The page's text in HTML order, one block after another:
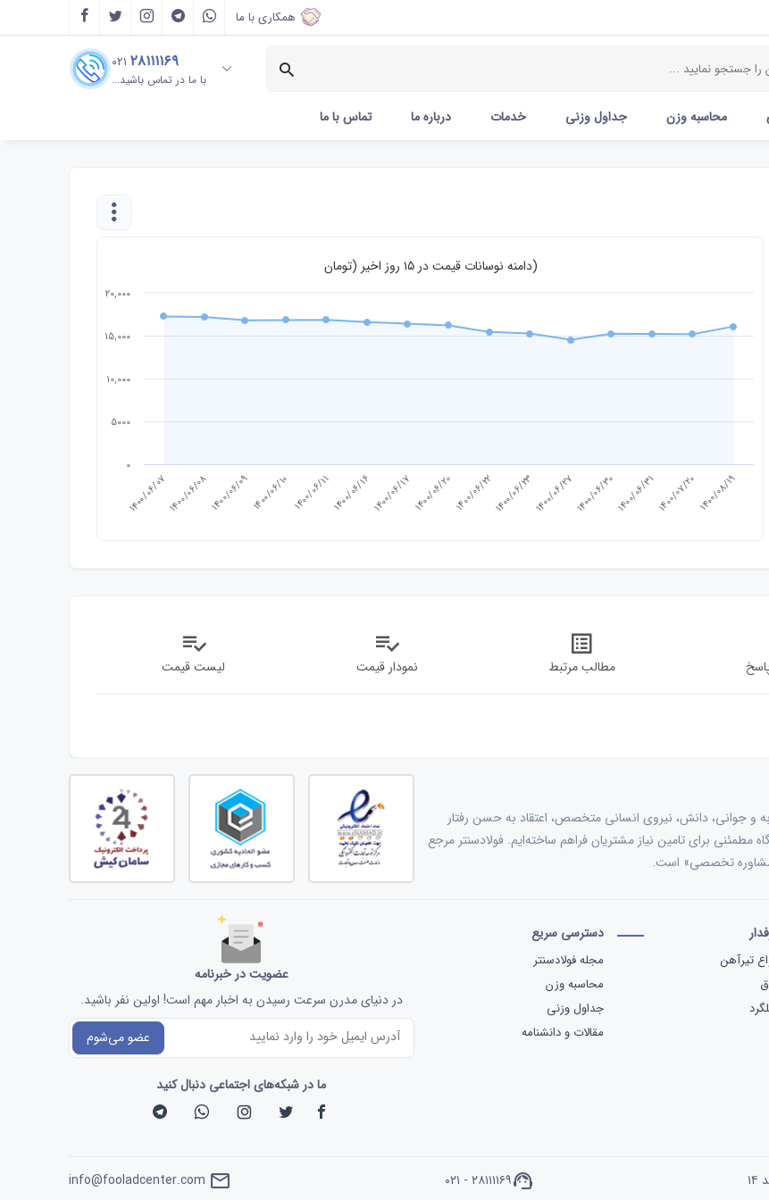
همکاری با ما
۰۲۱ ۲۸۱۱۱۱۶۹
با ما در تماس باشید...
محاسبه وزن جداول وزنی خدمات درباره ما تماس با ما
دامنه نوسانات قیمت در ۱۵ روز اخیر (تومان)
1400/06/071400/06/081400/06/091400/06/10 1400/06/111400/06/16 1400/06/17 1400/06/201400/06/221400/06/23 1400/06/271400/06/301400/06/311400/07/20 1400/08/19
0
5000
10,000
15,000
20,000
مطالب مرتبط نمودار قیمت لیست قیمت
تجربه و جوانی، دانش، نیروی انسانی متخصص، اعتقاد به حسن رفتار
برای تامین نیاز مشتریان فراهم ساخته‌ایم. فولادسنتر مرجع
تخصصی» است.
تیرآهن
دسترسی سریع
مجله فولادسنتر
محاسبه وزن
جداول وزنی
مقالات و دانشنامه
عضویت در خبرنامه
در دنیای مدرن سرعت رسیدن به اخبار مهم است! اولین نفر باشید.
عضو می‌شوم
ما در شبکه‌های اجتماعی دنبال کنید
۰۲۱ - ۲۸۱۱۱۱۶۹ info@fooladcenter.com